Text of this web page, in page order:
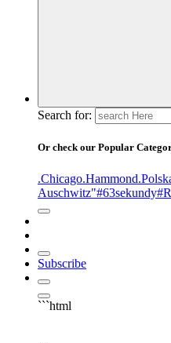
Search for:
Or check our Popular
.Chicago.Hammond
Auschwitz"#63sekundy
Subscribe
```html